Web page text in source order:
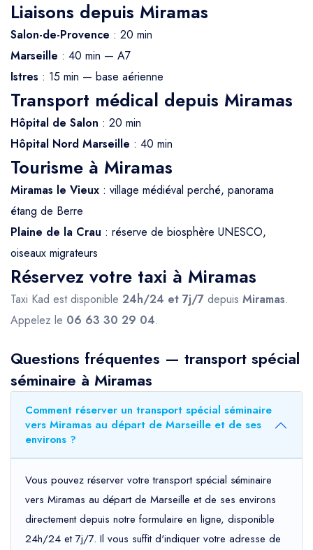
Liaisons depuis Miramas
Salon-de-Provence : 20 min
Marseille : 40 min — A7
Istres : 15 min — base aérienne
Transport médical depuis Miramas
Hôpital de Salon : 20 min
Hôpital Nord Marseille : 40 min
Tourisme à Miramas
Miramas le Vieux : village médiéval perché, panorama
étang de Berre
Plaine de la Crau : réserve de biosphère UNESCO,
oiseaux migrateurs
Réservez votre taxi à Miramas
Taxi Kad est disponible 24h/24 et 7j/7 depuis Miramas.
Appelez le 06 63 30 29 04.
Questions fréquentes — transport spécial
séminaire à Miramas
Comment réserver un transport spécial séminaire
vers Miramas au départ de Marseille et de ses
environs ?
Vous pouvez réserver votre transport spécial séminaire
vers Miramas au départ de Marseille et de ses environs
directement depuis notre formulaire en ligne, disponible
24h/24 et 7j/7. Il vous suffit d'indiquer votre adresse de